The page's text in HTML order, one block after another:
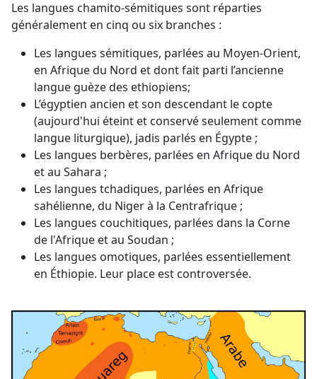
Les langues chamito-sémitiques sont réparties
généralement en cinq ou six branches :
Les langues sémitiques, parlées au Moyen-Orient,
en Afrique du Nord et dont fait parti l’ancienne
langue guèze des ethiopiens;
L’égyptien ancien et son descendant le copte
(aujourd'hui éteint et conservé seulement comme
langue liturgique), jadis parlés en Égypte ;
Les langues berbères, parlées en Afrique du Nord
et au Sahara ;
Les langues tchadiques, parlées en Afrique
sahélienne, du Niger à la Centrafrique ;
Les langues couchitiques, parlées dans la Corne
de l'Afrique et au Soudan ;
Les langues omotiques, parlées essentiellement
en Éthiopie. Leur place est controversée.